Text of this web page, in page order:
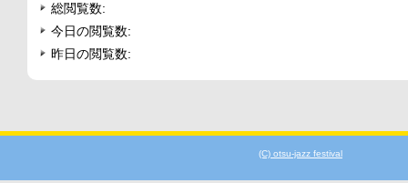
総閲覧数:
今日の閲覧数:
昨日の閲覧数:
(C) otsu-jazz festival